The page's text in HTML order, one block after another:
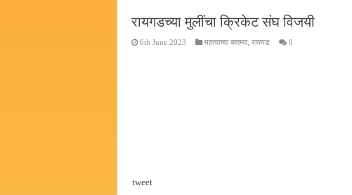
रायगडच्या मुलींचा क्रिकेट संघ विजयी
6th June 2023 महत्वाच्या बातम्या, रायगड 0
tweet